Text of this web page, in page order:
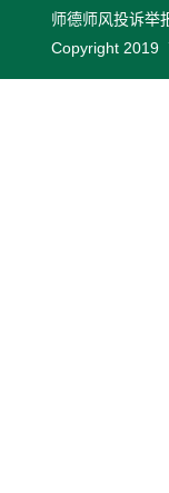
师德师风投诉
Copyright 2019